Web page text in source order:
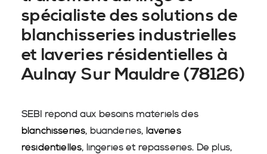
spécialiste des solutions de
blanchisseries industrielles
et laveries résidentielles à
Aulnay Sur Mauldre (78126)
SEBI répond aux besoins matériels des
blanchisseries, buanderies, laveries
résidentielles, lingeries et repasseries. De plus,